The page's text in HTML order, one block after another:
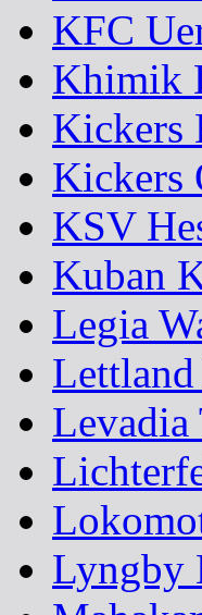
KFC
Khimik
Kickers
Kickers
KSV
Kuban
Legia
Lyngby